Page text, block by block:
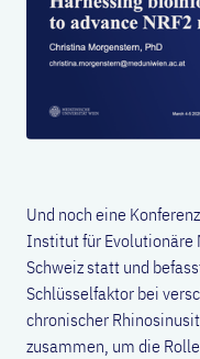
Und noch eine
Institut für Evolutionäre
Schweiz statt und
Schlüsselfaktor bei
chronischer
zusammen, um die